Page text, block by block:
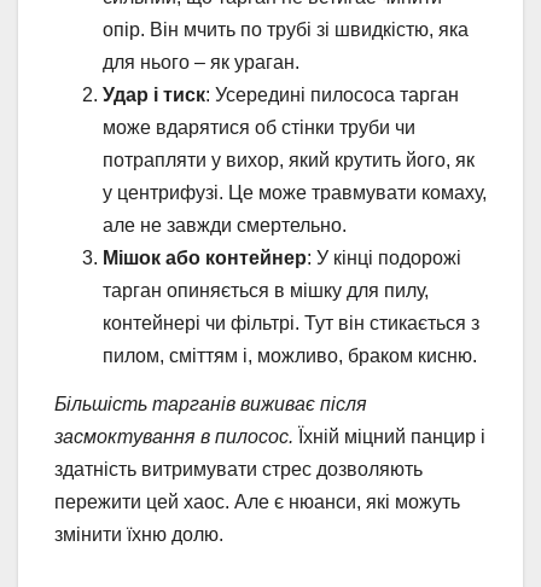
опір. Він мчить по трубі зі швидкістю, яка
для нього – як ураган.
Удар і тиск: Усередині пилососа тарган
може вдарятися об стінки труби чи
потрапляти у вихор, який крутить його, як
у центрифузі. Це може травмувати комаху,
але не завжди смертельно.
Мішок або контейнер: У кінці подорожі
тарган опиняється в мішку для пилу,
контейнері чи фільтрі. Тут він стикається з
пилом, сміттям і, можливо, браком кисню.
Більшість тарганів виживає після
засмоктування в пилосос. Їхній міцний панцир і
здатність витримувати стрес дозволяють
пережити цей хаос. Але є нюанси, які можуть
змінити їхню долю.